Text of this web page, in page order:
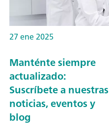
27 ene 2025
Manténte siempre
actualizado:
Suscríbete a nuestras
noticias, eventos y
blog